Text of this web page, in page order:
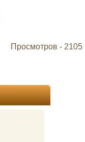
Просмотров - 2105